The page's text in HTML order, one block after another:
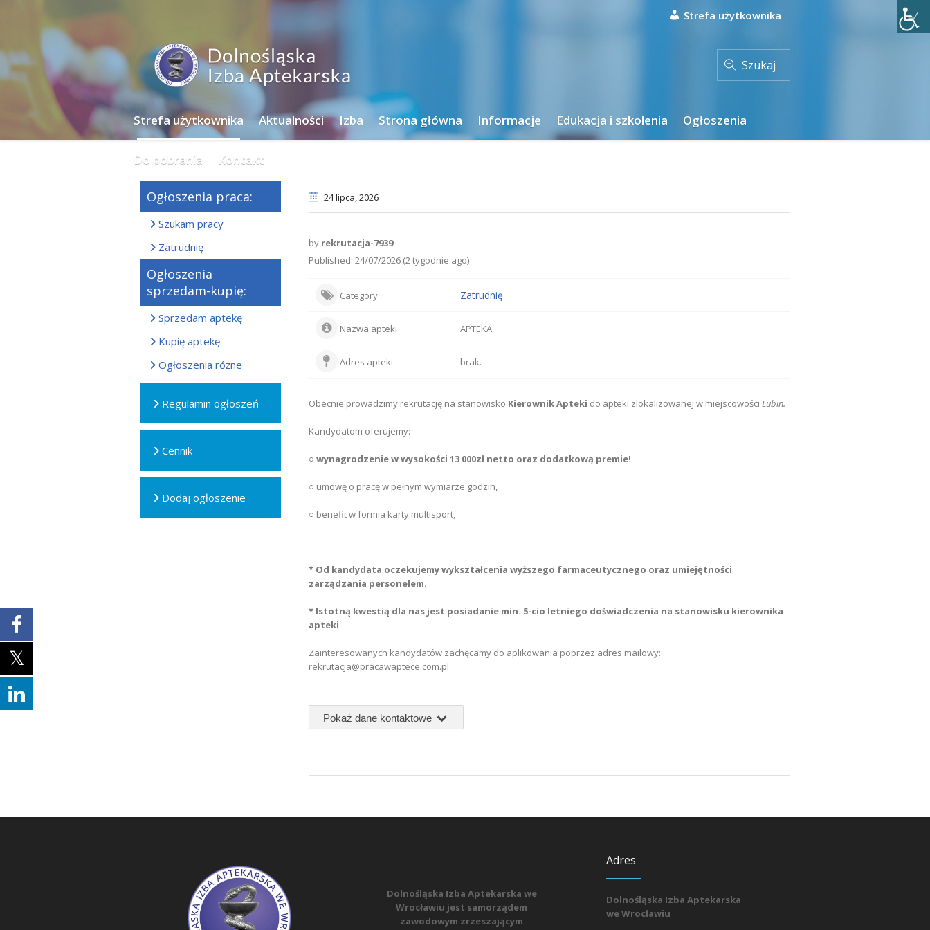
Strefa użytkownika
Szukaj
Strefa użytkownika Aktualności Izba Strona główna Informacje Edukacja i szkolenia Ogłoszenia
Do pobrania Kontakt
24 lipca, 2026
by rekrutacja-7939
Published: 24/07/2026 (2 tygodnie ago)
Category Zatrudnię
Nazwa apteki APTEKA
Adres apteki brak.
Obecnie prowadzimy rekrutację na stanowisko Kierownik Apteki do apteki zlokalizowanej w miejscowościLubin.
Kandydatom oferujemy:
○ wynagrodzenie w wysokości 13 000zł netto oraz dodatkową premie!
○ umowę o pracę w pełnym wymiarze godzin,
○ benefit w formia karty multisport,
* Od kandydata oczekujemy wykształcenia wyższego farmaceutycznego oraz umiejętności
zarządzania personelem.
* Istotną kwestią dla nas jest posiadanie min. 5-cio letniego doświadczenia na stanowisku kierownika
apteki
Zainteresowanych kandydatów zachęcamy do aplikowania poprzez adres mailowy:
rekrutacja@pracawaptece.com.pl
Pokaż dane kontaktowe
Ogłoszenia praca:
Szukam pracy
Zatrudnię
Ogłoszenia
sprzedam-kupię:
Sprzedam aptekę
Kupię aptekę
Ogłoszenia różne
Regulamin ogłoszeń
Cennik
Dodaj ogłoszenie
Dolnośląska Izba Aptekarska we
Wrocławiu jest samorządem
zawodowym zrzeszającym
Adres
Dolnośląska Izba Aptekarska
we Wrocławiu